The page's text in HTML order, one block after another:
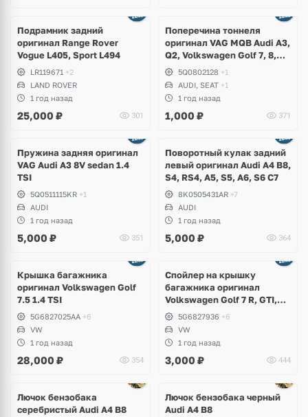
Подрамник задний
оригинал Range Rover
Vogue L405, Sport L494
LR119671 +2
LAND ROVER
1 год назад
25,000 ₽ 301
Поперечина тоннеля
оригинал VAG MQB Audi A3,
Q2, Volkswagen Golf 7, 8,
Arteon, T-Roc, Jetta, Passat
B8, Taos, Skoda Karoq,
Octavia, Superb, Seat Leon,
Ateca
5Q0802128 +1
AUDI, SEAT +1
1 год назад
1,000 ₽ 371
Пружина задняя оригинал
VAG Audi A3 8V sedan 1.4
TSI
5Q0511115KR +1
AUDI
1 год назад
5,000 ₽ 351
Поворотный кулак задний
левый оригинал Audi A4 B8,
S4, RS4, A5, S5, A6, S6 C7
8K0505431AR +7
AUDI
1 год назад
5,000 ₽ 364
Крышка багажника
оригинал Volkswagen Golf
7.5 1.4 TSI
5G6827025AA +6
VW
1 год назад
28,000 ₽ 354
Спойлер на крышку
багажника оригинал
Volkswagen Golf 7 R, GTI,
GTD, e-Golf
5G6827936 +6
VW
1 год назад
3,000 ₽ 444
Лючок бензобака
серебристый Audi A4 B8
Лючок бензобака черный
Audi A4 B8